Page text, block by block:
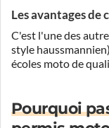
Les avantages
C'est l'une des
style
écoles moto de
Pourquoi